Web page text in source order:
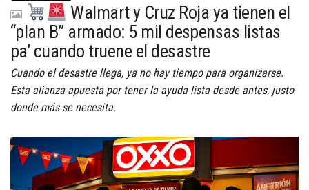
Walmart y Cruz Roja ya tienen el
“plan B” armado: 5 mil despensas listas
pa’ cuando truene el desastre
Cuando el desastre llega, ya no hay tiempo para organizarse.
Esta alianza apuesta por tener la ayuda lista desde antes, justo
donde más se necesita.